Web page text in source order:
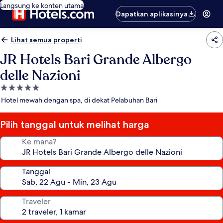
Langsung ke konten utama
Dapatkan aplikasinya
Lihat semua properti
JR Hotels Bari Grande Albergo
delle Nazioni
Properti
bintang
Hotel mewah dengan spa, di dekat Pelabuhan Bari
Pilih tanggal untuk melihat harga
Ke mana?
Tanggal
Traveler